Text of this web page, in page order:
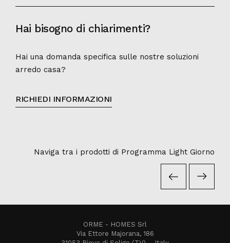
Hai bisogno di chiarimenti?
Hai una domanda specifica sulle nostre soluzioni
arredo casa?
RICHIEDI INFORMAZIONI
Naviga tra i prodotti di Programma Light Giorno
ORME - HOMES Srl
Via Ettore Majorana, 186